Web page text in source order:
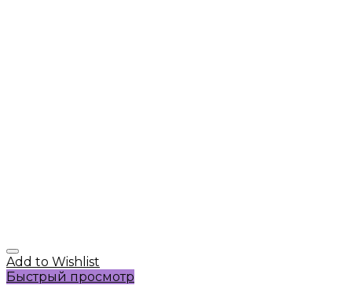
Add to Wishlist
Быстрый просмотр